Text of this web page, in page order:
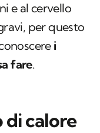
e al cervello
per questo
i
fare.
di calore